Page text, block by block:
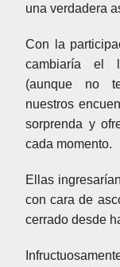
una verdadera
Con la
cambiaría el
(aunque no
nuestros
sorprenda y
cada momento.
Ellas
con cara de
cerrado desde